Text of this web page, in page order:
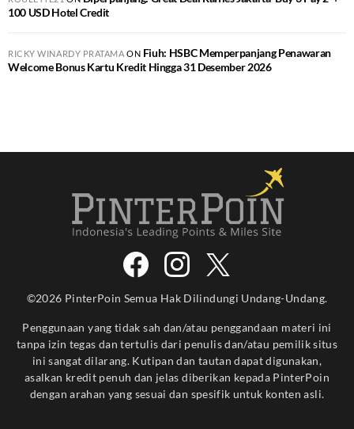
100 USD Hotel Credit
RICKY WINARDY PRATAMA ON Fiuh: HSBC Memperpanjang Penawaran
Welcome Bonus Kartu Kredit Hingga 31 Desember 2026
©2026 PinterPoin Semua Hak Dilindungi Undang-Undang.
Penggunaan yang tidak sah dan/atau penggandaan materi ini
tanpa izin tegas dan tertulis dari penulis dan/atau pemilik situs
ini sangat dilarang. Kutipan dan tautan dapat digunakan,
asalkan kredit penuh dan jelas diberikan kepada PinterPoin
dengan arahan yang sesuai dan spesifik untuk konten asli.